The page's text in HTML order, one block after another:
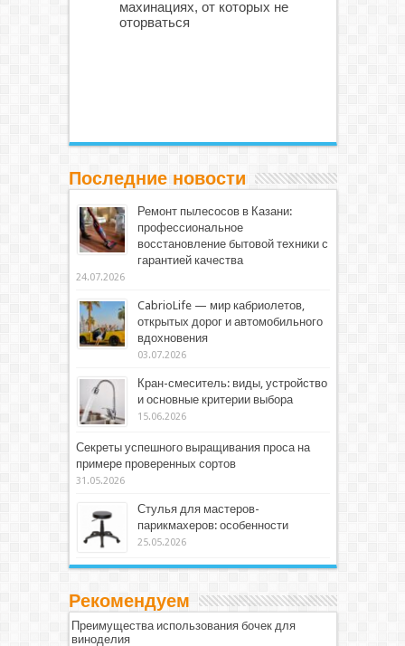
махинациях, от которых не
оторваться
Последние новости
Ремонт пылесосов в Казани:
профессиональное
восстановление бытовой техники с
гарантией качества
24.07.2026
CabrioLife — мир кабриолетов,
открытых дорог и автомобильного
вдохновения
03.07.2026
Кран-смеситель: виды, устройство
и основные критерии выбора
15.06.2026
Секреты успешного выращивания проса на
примере проверенных сортов
31.05.2026
Стулья для мастеров-
парикмахеров: особенности
25.05.2026
Рекомендуем
Преимущества использования бочек для
виноделия